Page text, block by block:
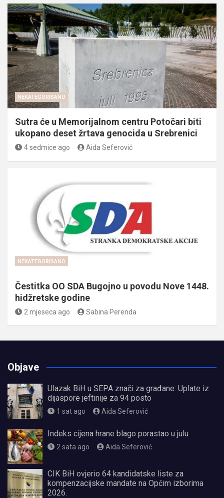
NEKATEGORISANO
Sutra će u Memorijalnom centru Potočari biti
ukopano deset žrtava genocida u Srebrenici
4 sedmice ago Aida Seferović
NEKATEGORISANO
Čestitka OO SDA Bugojno u povodu Nove 1448.
hidžretske godine
2 mjeseca ago Sabina Perenda
Objave
Ulazak BiH u SEPA znači za građane: Uplate iz
dijaspore jeftinije za 94 posto
1 sat ago Aida Seferović
Indeks cijena hrane blago porastao u julu
2 sata ago Aida Seferović
CIK BiH ovjerio 64 kandidatske liste za
kompenzacijske mandate na Općim izborima
2026.